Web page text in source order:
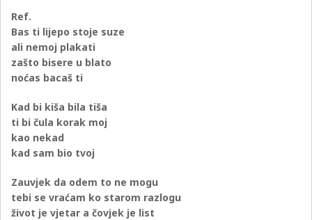
Ref.
Bas ti lijepo stoje suze
ali nemoj plakati
zašto bisere u blato
noćas bacaš ti
Kad bi kiša bila tiša
ti bi čula korak moj
kao nekad
kad sam bio tvoj
Zauvjek da odem to ne mogu
tebi se vraćam ko starom razlogu
život je vjetar a čovjek je list